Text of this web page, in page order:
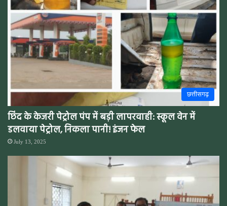
छत्तीसगढ़
छिंद के केजरी पेट्रोल पंप में बड़ी लापरवाही: स्कूल वेन में
डलवाया पेट्रोल, निकला पानी! इंजन फेल
July 13, 2025